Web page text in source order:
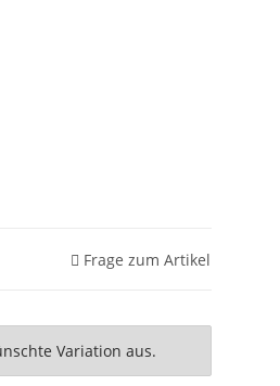
Frage zum Artikel
Variation aus.